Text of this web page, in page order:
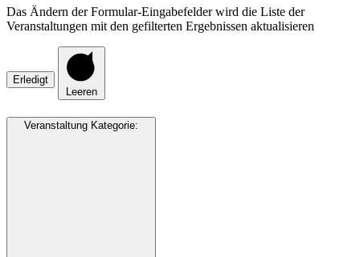
Das Ändern der Formular-Eingabefelder wird die Liste der
Veranstaltungen mit den gefilterten Ergebnissen aktualisieren
Erledigt
Leeren
Veranstaltung Kategorie: